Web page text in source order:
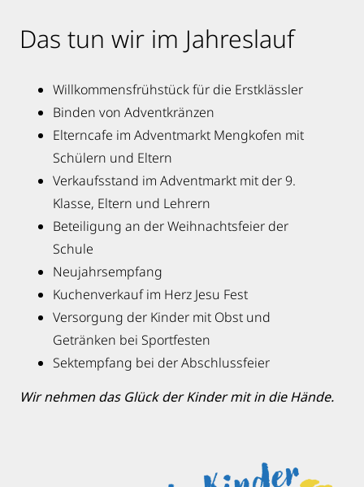
Das tun wir im Jahreslauf
Willkommensfrühstück für die Erstklässler
Binden von Adventkränzen
Elterncafe im Adventmarkt Mengkofen mit
Schülern und Eltern
Verkaufsstand im Adventmarkt mit der 9.
Klasse, Eltern und Lehrern
Beteiligung an der Weihnachtsfeier der
Schule
Neujahrsempfang
Kuchenverkauf im Herz Jesu Fest
Versorgung der Kinder mit Obst und
Getränken bei Sportfesten
Sektempfang bei der Abschlussfeier
Wir nehmen das Glück der Kinder mit in die Hände.